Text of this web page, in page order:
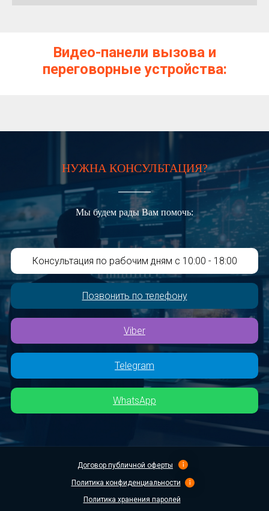
Видео-панели вызова и
переговорные устройства:
НУЖНА КОНСУЛЬТАЦИЯ?
Мы будем рады Вам помочь:
Консультация по рабочим дням с 10:00 - 18:00
Позвонить по телефону
Viber
Telegram
WhatsApp
Договор публичной оферты
Политика конфиденциальности
Политика хранения паролей